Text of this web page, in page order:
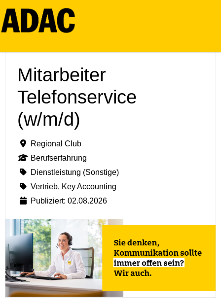
Mitarbeiter
Telefonservice
(w/m/d)
Regional Club
Berufserfahrung
Dienstleistung (Sonstige)
Vertrieb, Key Accounting
Publiziert: 02.08.2026